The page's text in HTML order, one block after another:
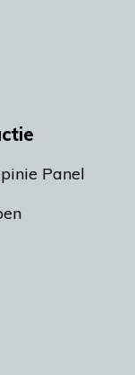
Panel